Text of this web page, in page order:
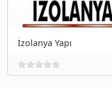
İzolanya Yapı